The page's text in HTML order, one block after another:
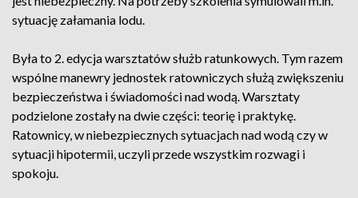
sytuację załamania lodu.
Była to 2. edycja warsztatów służb ratunkowych. Tym razem
wspólne manewry jednostek ratowniczych służą zwiększeniu
bezpieczeństwa i świadomości nad wodą. Warsztaty
podzielone zostały na dwie części: teorię i praktykę.
Ratownicy, w niebezpiecznych sytuacjach nad wodą czy w
sytuacji hipotermii, uczyli przede wszystkim rozwagi i
spokoju.